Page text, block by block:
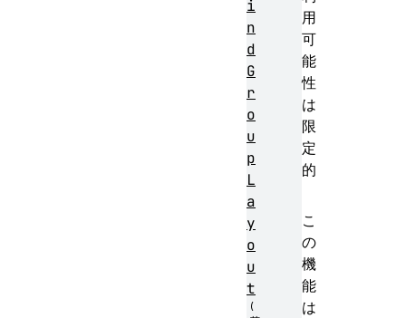
用
可
能
性
は
限
定
的
こ
の
機
能
は
i
n
d
G
r
o
u
p
L
a
y
o
u
t